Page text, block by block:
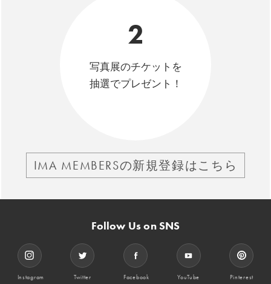
2
写真展のチケットを
抽選でプレゼント！
IMA MEMBERSの新規登録はこちら
Follow Us on SNS
Instagram Twitter Facebook YouTube Pinterest